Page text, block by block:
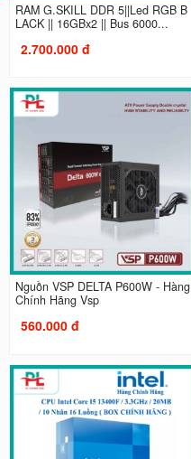
RAM G.SKILL DDR 5||Led RGB B
LACK || 16GBx2 || Bus 6000...
2.700.000 đ
Nguồn VSP DELTA P600W - Hàng
Chính Hãng Vsp
560.000 đ